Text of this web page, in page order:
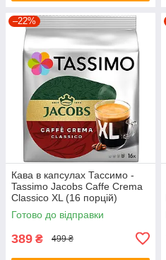
–22%
Кава в капсулах Тассимо -
Tassimo Jacobs Caffe Crema
Classico XL (16 порцій)
Готово до відправки
389 ₴ 499 ₴